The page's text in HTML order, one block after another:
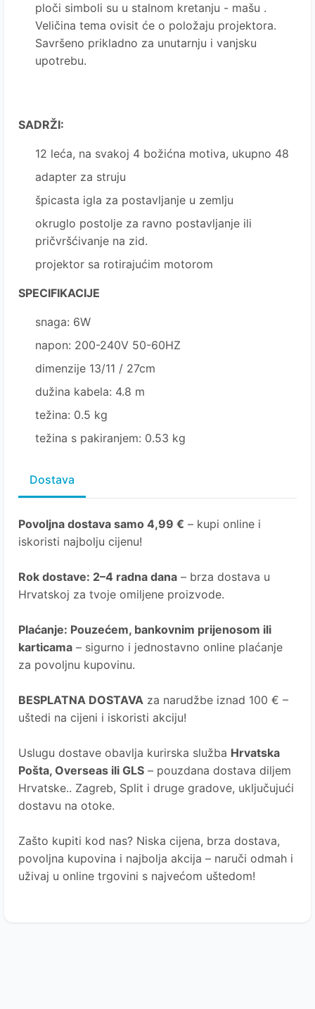
ploči simboli su u stalnom kretanju - mašu .
Veličina tema ovisit će o položaju projektora.
Savršeno prikladno za unutarnju i vanjsku
upotrebu.
SADRŽI:
12 leća, na svakoj 4 božićna motiva, ukupno 48
adapter za struju
špicasta igla za postavljanje u zemlju
okruglo postolje za ravno postavljanje ili
pričvršćivanje na zid.
projektor sa rotirajućim motorom
SPECIFIKACIJE
snaga: 6W
napon: 200-240V 50-60HZ
dimenzije 13/11 / 27cm
dužina kabela: 4.8 m
težina: 0.5 kg
težina s pakiranjem: 0.53 kg
Dostava
Povoljna dostava samo 4,99 € – kupi online i
iskoristi najbolju cijenu!
Rok dostave: 2–4 radna dana – brza dostava u
Hrvatskoj za tvoje omiljene proizvode.
Plaćanje: Pouzećem, bankovnim prijenosom ili
karticama – sigurno i jednostavno online plaćanje
za povoljnu kupovinu.
BESPLATNA DOSTAVA za narudžbe iznad 100 € –
uštedi na cijeni i iskoristi akciju!
Uslugu dostave obavlja kurirska služba Hrvatska
Pošta, Overseas ili GLS – pouzdana dostava diljem
Hrvatske.. Zagreb, Split i druge gradove, uključujući
dostavu na otoke.
Zašto kupiti kod nas? Niska cijena, brza dostava,
povoljna kupovina i najbolja akcija – naruči odmah i
uživaj u online trgovini s najvećom uštedom!